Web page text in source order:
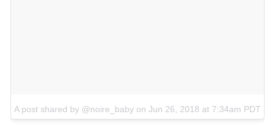
A post shared by @noire_baby on Jun 26, 2018 at 7:34am PDT